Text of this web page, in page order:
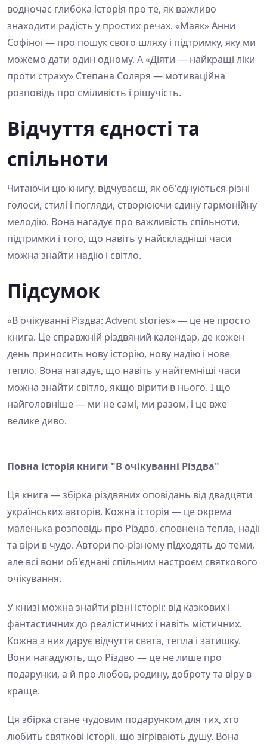
водночас глибока історія про те, як важливо
знаходити радість у простих речах. «Маяк» Анни
Софіної — про пошук свого шляху і підтримку, яку ми
можемо дати один одному. А «Діяти — найкращі ліки
проти страху» Степана Соляря — мотиваційна
розповідь про сміливість і рішучість.
Відчуття єдності та
спільноти
Читаючи цю книгу, відчуваєш, як об'єднуються різні
голоси, стилі і погляди, створюючи єдину гармонійну
мелодію. Вона нагадує про важливість спільноти,
підтримки і того, що навіть у найскладніші часи
можна знайти надію і світло.
Підсумок
«В очікуванні Різдва: Advent stories» — це не просто
книга. Це справжній різдвяний календар, де кожен
день приносить нову історію, нову надію і нове
тепло. Вона нагадує, що навіть у найтемніші часи
можна знайти світло, якщо вірити в нього. І що
найголовніше — ми не самі, ми разом, і це вже
велике диво.
Повна історія книги "В очікуванні Різдва"
Ця книга — збірка різдвяних оповідань від двадцяти
українських авторів. Кожна історія — це окрема
маленька розповідь про Різдво, сповнена тепла, надії
та віри в чудо. Автори по-різному підходять до теми,
але всі вони об'єднані спільним настроєм святкового
очікування.
У книзі можна знайти різні історії: від казкових і
фантастичних до реалістичних і навіть містичних.
Кожна з них дарує відчуття свята, тепла і затишку.
Вони нагадують, що Різдво — це не лише про
подарунки, а й про любов, родину, доброту та віру в
краще.
Ця збірка стане чудовим подарунком для тих, хто
любить святкові історії, що зігрівають душу. Вона